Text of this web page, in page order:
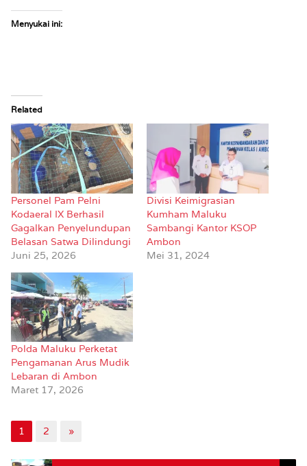
Menyukai ini:
Related
Personel Pam Pelni
Kodaeral IX Berhasil
Gagalkan Penyelundupan
Belasan Satwa Dilindungi
Juni 25, 2026
Divisi Keimigrasian
Kumham Maluku
Sambangi Kantor KSOP
Ambon
Mei 31, 2024
Polda Maluku Perketat
Pengamanan Arus Mudik
Lebaran di Ambon
Maret 17, 2026
1 2 »